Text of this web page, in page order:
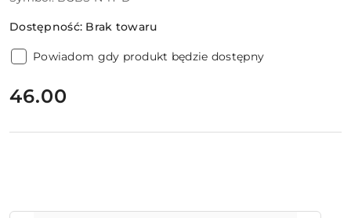
Dostępność: Brak towaru
Powiadom gdy produkt będzie dostępny
cena:
46.00